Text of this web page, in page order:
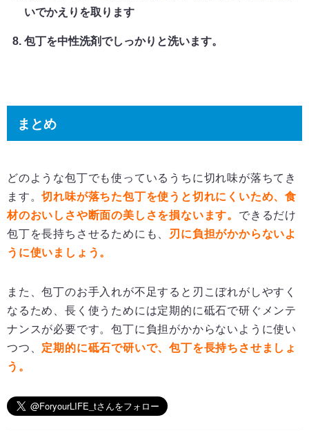
いでかえりを取ります
包丁を中性洗剤でしっかりと洗います。
まとめ
どのような包丁でも使っているうちに切れ味が落ちてき
ます。切れ味が落ちた包丁を使うと切れにくいため、食
材のおいしさや断面の美しさを損ないます。 できるだけ
包丁を長持ちさせるためにも、
刃に負担がかからないよ
うに使いましょう。
また、包丁のお手入れが不足すると刃こぼれがしやすく
なるため、長く使うためには定期的に砥石で研ぐメンテ
ナンスが必要です。包丁に負担がかからないように使い
つつ、 定期的に砥石で研いで、包丁を長持ちさせましょ
う。